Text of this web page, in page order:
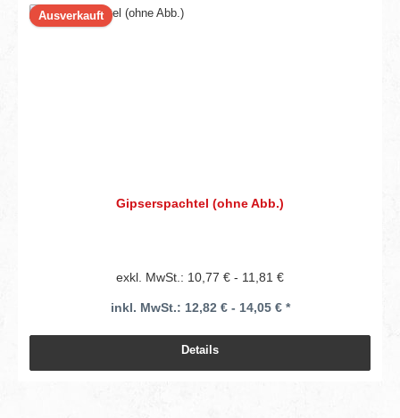
Ausverkauft
Gipserspachtel (ohne Abb.)
exkl. MwSt.: 10,77 € - 11,81 €
inkl. MwSt.: 12,82 € - 14,05 € *
Details